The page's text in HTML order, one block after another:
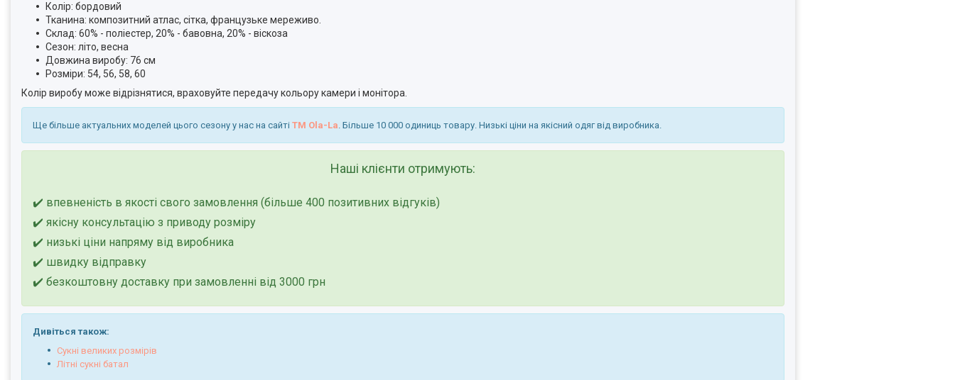
Колір: бордовий
Тканина: композитний атлас, сітка, французьке мереживо.
Склад: 60% - поліестер, 20% - бавовна, 20% - віскоза
Сезон: літо, весна
Довжина виробу: 76 см
Розміри: 54, 56, 58, 60
Колір виробу може відрізнятися, враховуйте передачу кольору камери і монітора.
Ще більше актуальних моделей цього сезону у нас на сайті TM Ola-La. Більше 10 000 одиниць товару. Низькі ціни на якісний одяг від виробника.
Наші клієнти отримують:
✔️ впевненість в якості свого замовлення (більше 400 позитивних відгуків)
✔️ якісну консультацію з приводу розміру
✔️ низькі ціни напряму від виробника
✔️ швидку відправку
✔️ безкоштовну доставку при замовленні від 3000 грн
Дивіться також:
Сукні великих розмірів
Літні сукні батал